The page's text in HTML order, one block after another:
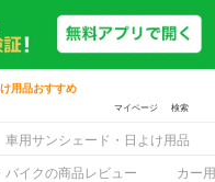
用品おすすめ
マイページ 検索
車用サンシェード・日よけ用品
バイクの商品レビュー カー